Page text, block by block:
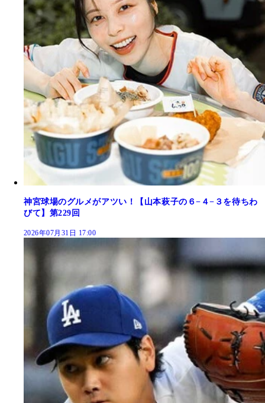
神宮球場のグルメがアツい！【山本萩子の６−４−３を待ちわ
びて】第229回
2026年07月31日 17:00